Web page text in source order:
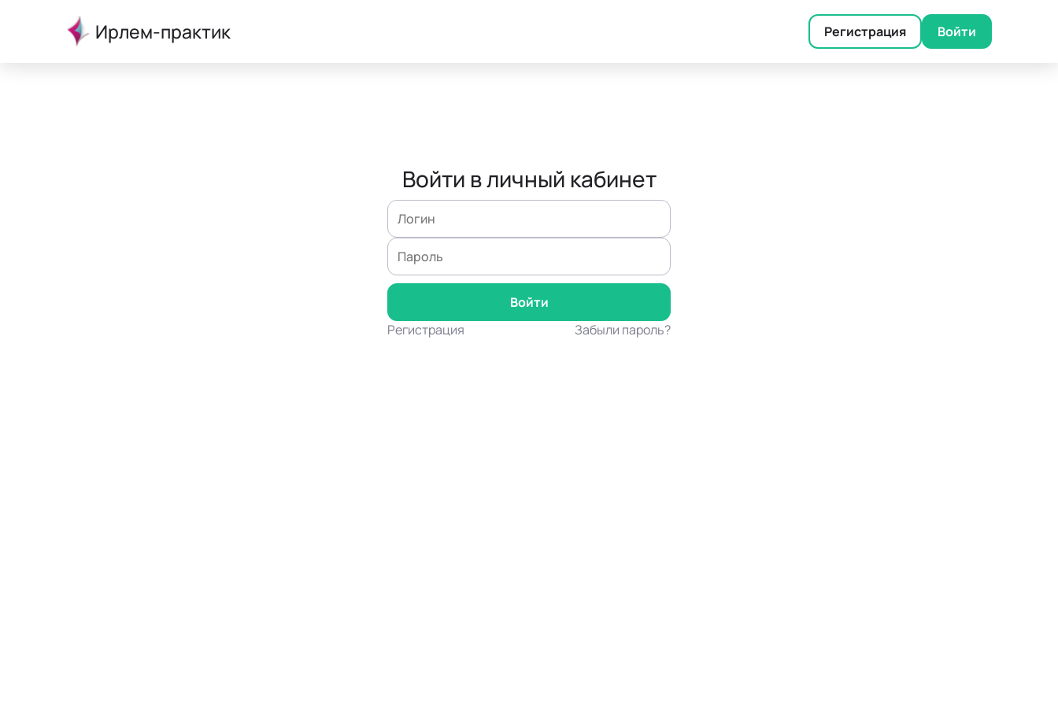
Ирлем-практик Регистрация Войти
Войти в личный кабинет
Регистрация Забыли пароль?